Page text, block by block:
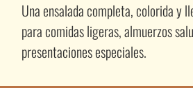
Una ensalada completa, colorida y
para comidas ligeras, almuerzos
presentaciones especiales.